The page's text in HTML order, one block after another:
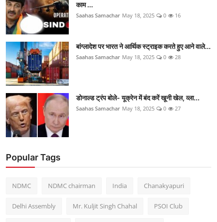
काम ...
Saahas Samachar May 18, 2025 0 16
बांग्लादेश पर भारत ने आर्थिक स्ट्राइक करते हुए आने वाले...
Saahas Samachar May 18, 2025 0 28
डोनाल्ड ट्रंप बोले- यूक्रेन में बंद करें खूनी खेल, व्ला...
Saahas Samachar May 18, 2025 0 27
Popular Tags
NDMC NDMC chairman India Chanakyapuri
Delhi Assembly Mr. Kuljit Singh Chahal PSOI Club